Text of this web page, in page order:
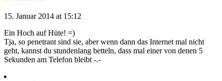
15. Januar 2014 at 15:12
Ein Hoch auf Hüte! =)
Tja, so penetrant sind sie, aber wenn dann das Internet mal nicht
geht, kannst du stundenlang betteln, dass mal einer von denen 5
Sekunden am Telefon bleibt -.-